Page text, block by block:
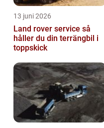
13 juni 2026
Land rover service så
håller du din terrängbil i
toppskick